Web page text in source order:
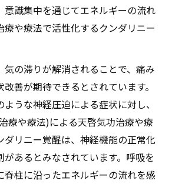
意識集中を通じてエネルギーの流れ
療や療法で活性化するクンダリニー
気の滞りが解消されることで、痛み
善が期待できるとされています。
うな神経圧迫による症状に対し、
療や療法)による天啓気功治療や療
ダリニー覚醒は、神経機能の正常化
あるとみなされています。呼吸を
脊柱に沿ったエネルギーの流れを感